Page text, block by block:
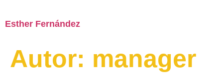
Esther Fernández
Autor: manager